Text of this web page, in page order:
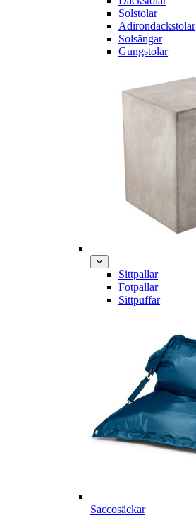
Solstolar
Adirondackstolar
Solsängar
Gungstolar
Sittpallar
Fotpallar
Sittpuffar
Saccosäckar